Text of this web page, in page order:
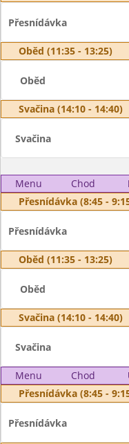
Přesnídávka
Oběd (11:35 - 13:25)
Oběd
Svačina (14:10 - 14:40)
Svačina
Menu Chod
Přesnídávka (8:45 -
Přesnídávka
Oběd (11:35 - 13:25)
Oběd
Svačina (14:10 - 14:40)
Svačina
Menu Chod
Přesnídávka (8:45 -
Přesnídávka